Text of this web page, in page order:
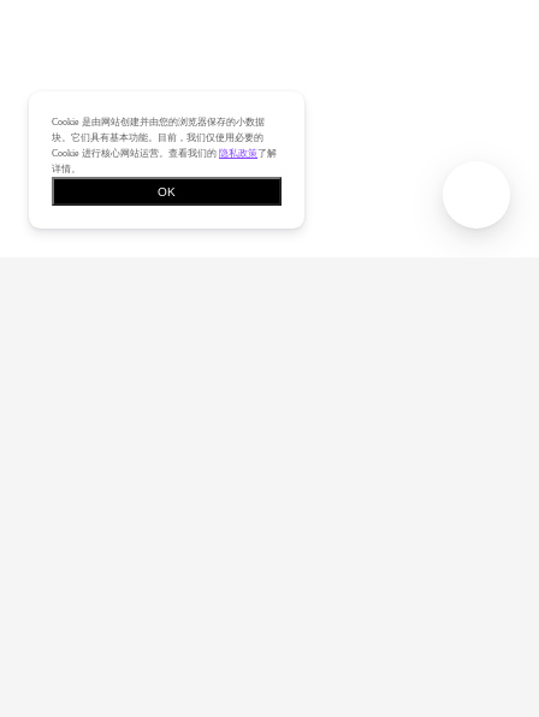
Cookie 是由网站创建并由您的浏览器保存的小数据
块。它们具有基本功能。目前，我们仅使用必要的
Cookie 进行核心网站运营。查看我们的 隐私政策了解
详情。
OK